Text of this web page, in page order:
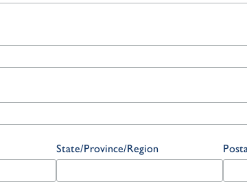
State/Province/Region